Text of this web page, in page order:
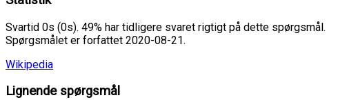
Svartid 0s (0s). 49% har tidligere svaret rigtigt på dette spørgsmål.
Spørgsmålet er forfattet 2020-08-21.
Wikipedia
Lignende spørgsmål